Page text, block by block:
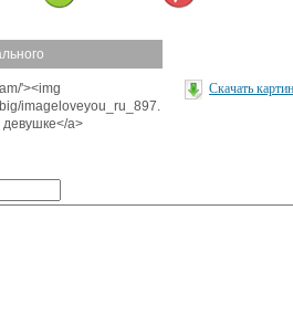
'><img
imageloveyou_ru_897.
a>
Скачать